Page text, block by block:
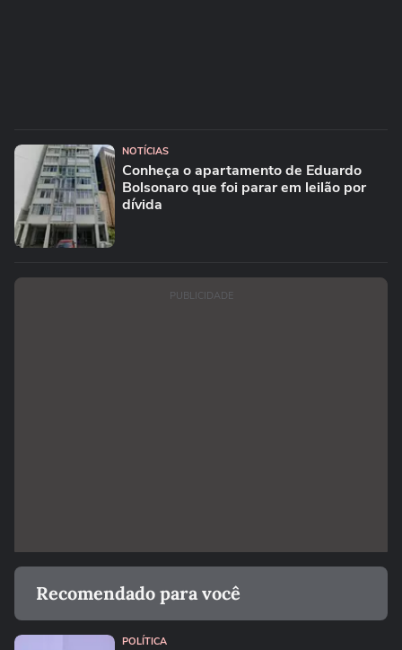
NOTÍCIAS
Conheça o apartamento de Eduardo
Bolsonaro que foi parar em leilão por
dívida
PUBLICIDADE
Recomendado para você
POLÍTICA